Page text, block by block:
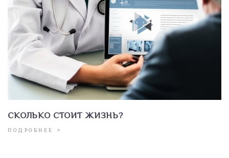
СКОЛЬКО СТОИТ ЖИЗНЬ?
ПОДРОБНЕЕ >